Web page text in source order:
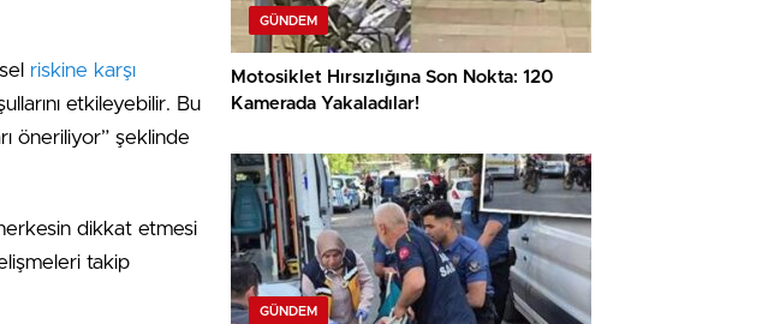
riskine karşı
etkileyebilir. Bu
öneriliyor” şeklinde
dikkat etmesi
takip
GÜNDEM
Motosiklet Hırsızlığına Son Nokta: 120
Kamerada Yakaladılar!
GÜNDEM